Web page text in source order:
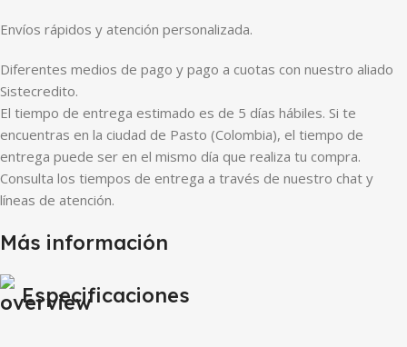
Envíos rápidos y atención personalizada.
Diferentes medios de pago y pago a cuotas con nuestro aliado
Sistecredito.
El tiempo de entrega estimado es de 5 días hábiles. Si te
encuentras en la ciudad de Pasto (Colombia), el tiempo de
entrega puede ser en el mismo día que realiza tu compra.
Consulta los tiempos de entrega a través de nuestro chat y
líneas de atención.
Más información
Especificaciones